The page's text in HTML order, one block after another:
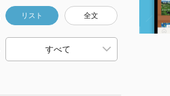
リスト 全文